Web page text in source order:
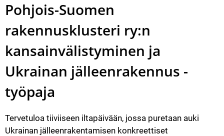
Pohjois-Suomen
rakennusklusteri ry:n
kansainvälistyminen ja
Ukrainan jälleenrakennus -
työpaja
Tervetuloa Klusterin Ukraina-työpajaan! Vielä ei ole myöhäistä lähteä
Tervetuloa tiiviiseen iltapäivään, jossa puretaan auki
Ukrainan jälleenrakentamisen konkreettiset